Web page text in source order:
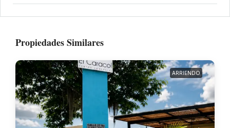
Propiedades Similares
ARRIENDO